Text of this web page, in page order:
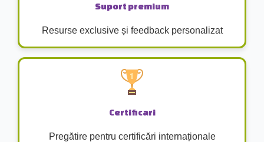
Suport premium
Resurse exclusive și feedback personalizat
Certificari
Pregătire pentru certificări internaționale